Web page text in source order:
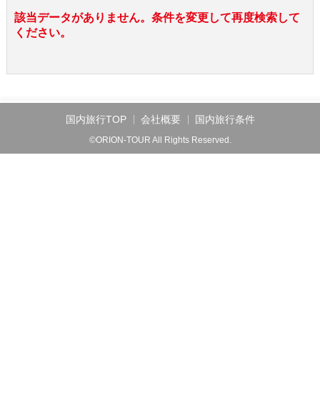
該当データがありません。条件を変更して再度検索して
ください。
国内旅行TOP 会社概要 国内旅行条件
©ORION-TOUR All Rights Reserved.